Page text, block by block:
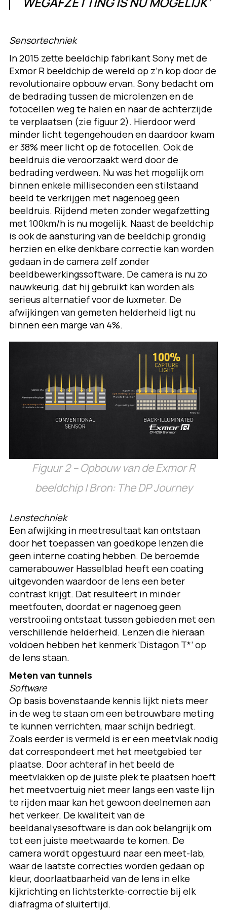
Sensortechniek
In 2015 zette beeldchip fabrikant Sony met de
Exmor R beeldchip de wereld op z’n kop door de
revolutionaire opbouw ervan. Sony bedacht om
de bedrading tussen de microlenzen en de
fotocellen weg te halen en naar de achterzijde
te verplaatsen (zie figuur 2). Hierdoor werd
minder licht tegengehouden en daardoor kwam
er 38% meer licht op de fotocellen. Ook de
beeldruis die veroorzaakt werd door de
bedrading verdween. Nu was het mogelijk om
binnen enkele milliseconden een stilstaand
beeld te verkrijgen met nagenoeg geen
beeldruis. Rijdend meten zonder wegafzetting
met 100km/h is nu mogelijk. Naast de beeldchip
is ook de aansturing van de beeldchip grondig
herzien en elke denkbare correctie kan worden
gedaan in de camera zelf zonder
beeldbewerkingssoftware. De camera is nu zo
nauwkeurig, dat hij gebruikt kan worden als
serieus alternatief voor de luxmeter. De
afwijkingen van gemeten helderheid ligt nu
binnen een marge van 4%.
Figuur 2 – Opbouw van de Exmor R
beeldchip | Bron: The DP Journey
Lenstechniek
Een afwijking in meetresultaat kan ontstaan
door het toepassen van goedkope lenzen die
geen interne coating hebben. De beroemde
camerabouwer Hasselblad heeft een coating
uitgevonden waardoor de lens een beter
contrast krijgt. Dat resulteert in minder
meetfouten, doordat er nagenoeg geen
verstrooiing ontstaat tussen gebieden met een
verschillende helderheid. Lenzen die hieraan
voldoen hebben het kenmerk ‘Distagon T*’ op
de lens staan.
Meten van tunnels
Software
Op basis bovenstaande kennis lijkt niets meer
in de weg te staan om een betrouwbare meting
te kunnen verrichten, maar schijn bedriegt.
Zoals eerder is vermeld is er een meetvlak nodig
dat correspondeert met het meetgebied ter
plaatse. Door achteraf in het beeld de
meetvlakken op de juiste plek te plaatsen hoeft
het meetvoertuig niet meer langs een vaste lijn
te rijden maar kan het gewoon deelnemen aan
het verkeer. De kwaliteit van de
beeldanalysesoftware is dan ook belangrijk om
tot een juiste meetwaarde te komen. De
camera wordt opgestuurd naar een meet-lab,
waar de laatste correcties worden gedaan op
kleur, doorlaatbaarheid van de lens in elke
kijkrichting en lichtsterkte-correctie bij elk
diafragma of sluitertijd.